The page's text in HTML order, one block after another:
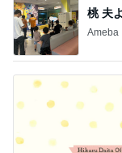
桃 夫
Ameba